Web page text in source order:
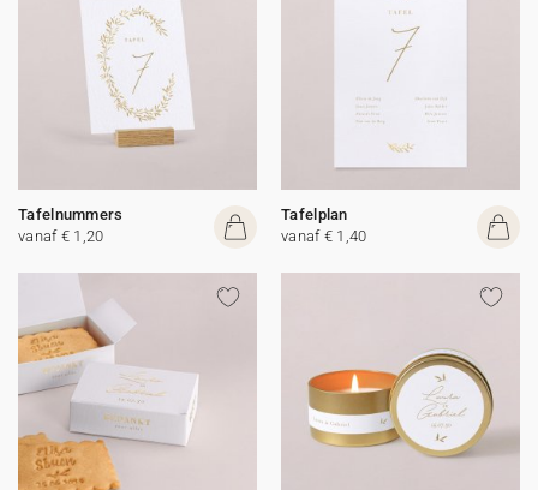
Tafelnummers
vanaf € 1,20
Tafelplan
vanaf € 1,40